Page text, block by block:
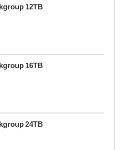
12TB
16TB
24TB